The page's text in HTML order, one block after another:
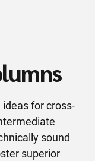
for cross-
sound
superior